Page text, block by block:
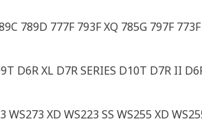
789D 777F 793F XQ 785G 797F
D6R XL D7R SERIES D10T D7R II
WS273 XD WS223 SS WS255 XD